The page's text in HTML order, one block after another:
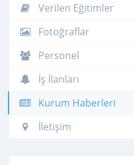
Verilen Eğitimler
Fotoğraflar
Personel
İş İlanları
Kurum Haberleri
İletişim